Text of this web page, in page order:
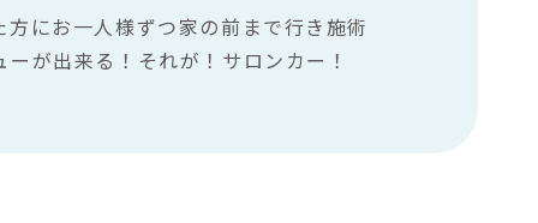
にお一人様ずつ家の前まで行き施術
が出来る！それが！サロンカー！